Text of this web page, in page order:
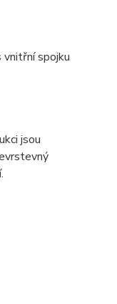
vnitřní spojku
jsou